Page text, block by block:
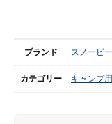
ブランド スノーピ
カテゴリー キャンプ